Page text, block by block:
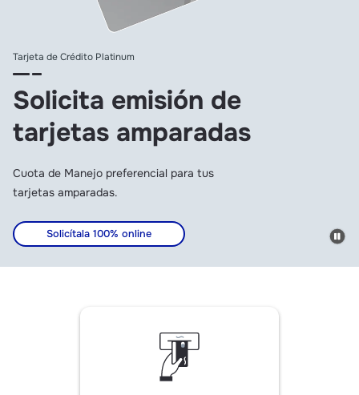
Tarjeta de Crédito Platinum
Solicita emisión de
tarjetas amparadas
Cuota de Manejo preferencial para tus
tarjetas amparadas.
Solicítala 100% online